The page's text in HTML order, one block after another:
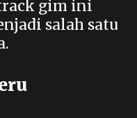
gim ini
salah satu